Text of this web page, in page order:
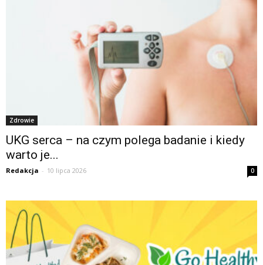
Zdrowie
UKG serca – na czym polega badanie i kiedy
warto je...
Redakcja - 10 lipca 2026 0